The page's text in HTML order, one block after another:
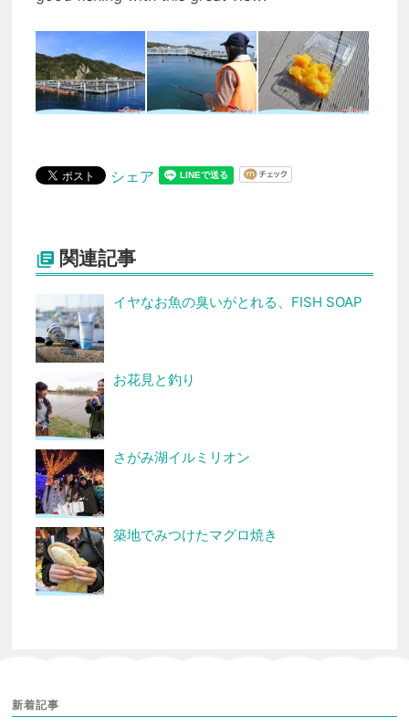
シェア
 関連記事
イヤなお魚の臭いがとれる、FISH SOAP
お花見と釣り
さがみ湖イルミリオン
築地でみつけたマグロ焼き
新着記事